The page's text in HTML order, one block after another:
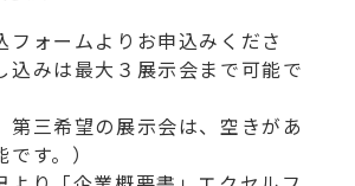
フォームよりお申込みくださ
込みは最大３展示会まで可能で
第三希望の展示会は、空きがあ
す。）